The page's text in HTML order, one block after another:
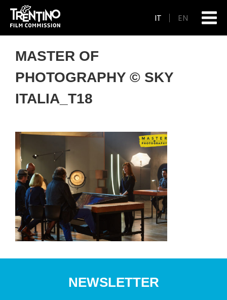
IT EN
MASTER OF
PHOTOGRAPHY © SKY
ITALIA_T18
NEWSLETTER